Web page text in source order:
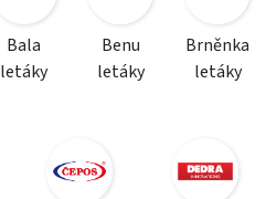
Bala
letáky
Benu
letáky
Brněnka
letáky